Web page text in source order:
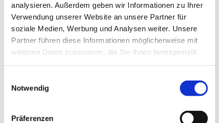
analysieren. Außerdem geben wir Informationen zu Ihrer
Verwendung unserer Website an unsere Partner für
soziale Medien, Werbung und Analysen weiter. Unsere
Partner führen diese Informationen möglicherweise mit
weiteren Daten zusammen, die Sie ihnen bereitgestellt
Notwendig
Präferenzen
Das Angebot ist kostenlos und offen für alle Jugendlichen
ab 12 Jahren - unabhängig von Konfession, Herkunft
oder Geschlecht